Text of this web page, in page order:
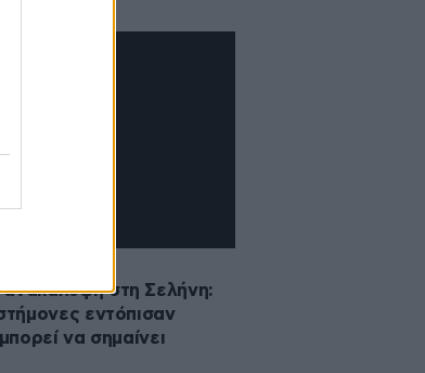
στη Σελήνη:
εντόπισαν
να σημαίνει